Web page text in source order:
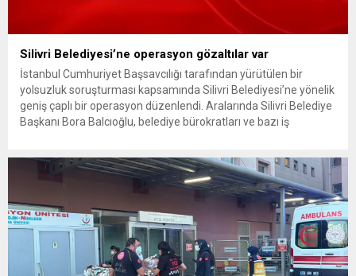
Silivri Belediyesi’ne operasyon gözaltılar var
İstanbul Cumhuriyet Başsavcılığı tarafından yürütülen bir
yolsuzluk soruşturması kapsamında Silivri Belediyesi’ne yönelik
geniş çaplı bir operasyon düzenlendi. Aralarında Silivri Belediye
Başkanı Bora Balcıoğlu, belediye bürokratları ve bazı iş
inceleme ve arama çalışmaları devam ediyor. İstanbul’da...